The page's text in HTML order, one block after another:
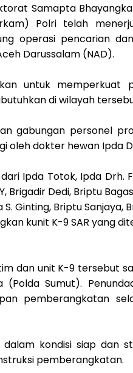
Samapta
Polri telah
operasi pencarian
Darussalam (NAD).
untuk memperkuat
di wilayah
gabungan personel
oleh dokter hewan Ipda
Ipda Totok, Ipda Drh.
Brigadir Dedi, Briptu
Ginting, Briptu Sanjaya,
kunit K-9 SAR yang
dan unit K-9 tersebut
(Polda Sumut).
pemberangkatan
kondisi siap dan
pemberangkatan.